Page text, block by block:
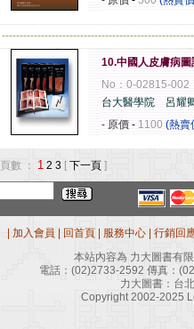
10.中國人皮膚病
No：0-02815-002
台大醫學院 呂耀
- 原價 - 1100 (熱賣
頁數 ： 1 2 3 [ 下一頁 ]
加入會員 回首頁 服務中心
行銷回
本站內容為 力大圖書有
電話： (02)2733-2592 傳真：
力大圖書：台
Copyright 2002-2025